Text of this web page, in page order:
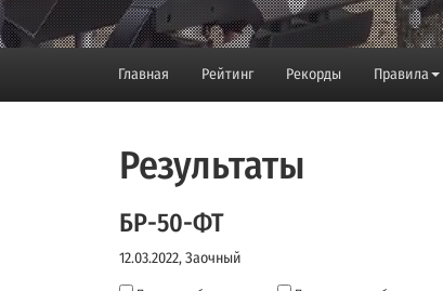
Главная Рейтинг Рекорды Правила
Результаты
БР-50-ФТ
12.03.2022, Заочный